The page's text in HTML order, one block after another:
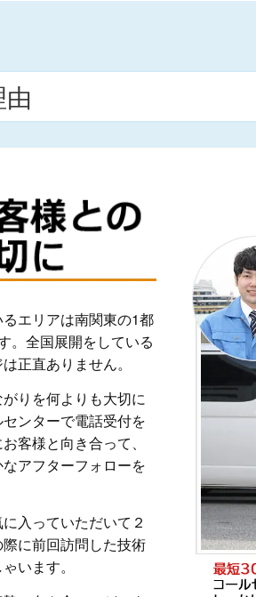
エリアは南関東の1都
。全国展開をしている
正直ありません。
りを何よりも大切に
ンターで電話受付を
客様と向き合って、
アフターフォローを
入っていただいて２
に前回訪問した技術
います。